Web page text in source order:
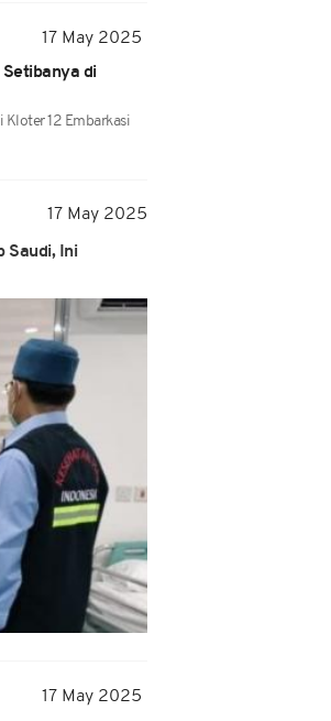
17 May 2025
di
Kloter 12 Embarkasi
17 May 2025
Saudi, Ini
17 May 2025